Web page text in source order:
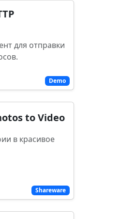
Demo
для отправки
Shareware
to Video
в красивое